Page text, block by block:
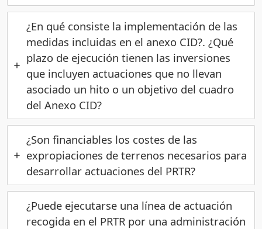
¿En qué consiste la implementación de las
medidas incluidas en el anexo CID?. ¿Qué
plazo de ejecución tienen las inversiones
que incluyen actuaciones que no llevan
asociado un hito o un objetivo del cuadro
del Anexo CID?
¿Son financiables los costes de las
expropiaciones de terrenos necesarios para
desarrollar actuaciones del PRTR?
¿Puede ejecutarse una línea de actuación
recogida en el PRTR por una administración